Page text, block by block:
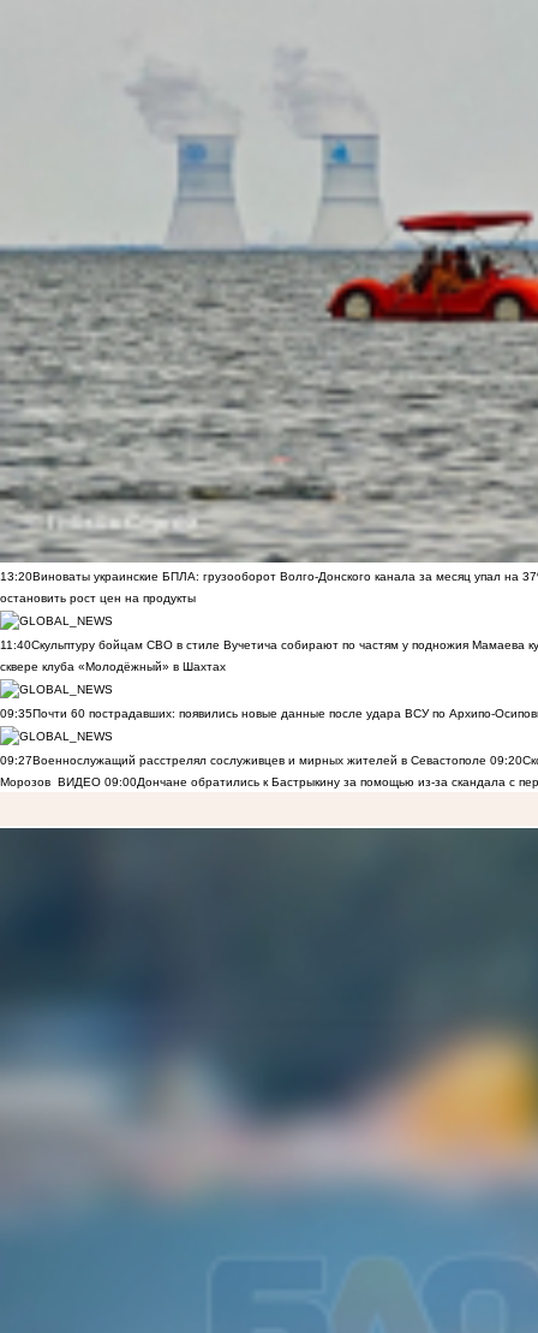
13:20Виноваты украинские БПЛА: грузооборот Волго-Донского канала за месяц упал на
остановить рост цен на продукты
11:40Скульптуру бойцам СВО в стиле Вучетича собирают по частям у подножия Мамаева
сквере клуба «Молодёжный» в Шахтах
09:35Почти 60 пострадавших: появились новые данные после удара ВСУ по Архипо-
09:27Военнослужащий расстрелял сослуживцев и мирных жителей в Севастополе 09:20
Морозов ВИДЕО 09:00Дончане обратились к Бастрыкину за помощью из-за скандала с